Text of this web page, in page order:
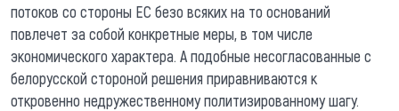
потоков со стороны ЕС безо всяких на то оснований
повлечет за собой конкретные меры, в том числе
экономического характера. А подобные несогласованные с
белорусской стороной решения приравниваются к
откровенно недружественному политизированному шагу.